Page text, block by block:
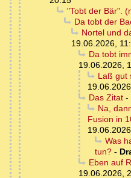
"Tobt der Bär".
Da tobt der
Nortel und
19.06.2026,
Da tobt
19.06.2026,
Laß gut
Das Zitat-
Na,
Fusion in
Was
tun? -
Eben auf
19.06.2026,